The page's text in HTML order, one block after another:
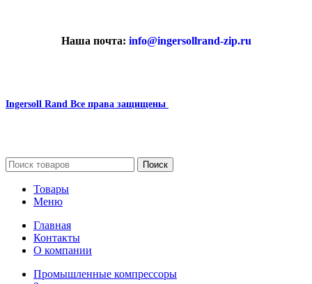
Наша почта: info@ingersollrand-zip.ru
Ingersoll Rand Все права защищены
Поиск
Товары
Меню
Главная
Контакты
О компании
Промышленные компрессоры